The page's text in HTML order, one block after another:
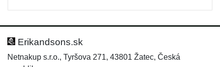
Erikandsons.sk
Netnakup s.r.o., Tyršova 271, 43801 Žatec, Česká